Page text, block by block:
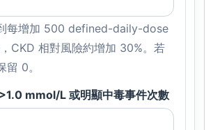
每增加 500 defined-daily-dose
CKD 相對風險約增加 30%。若
留 0。
mmol/L 或明顯中毒事件次數